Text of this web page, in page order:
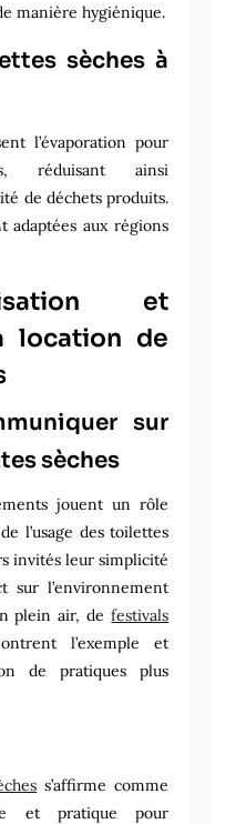
manière hygiénique.
sèches à
l’évaporation pour
réduisant ainsi
de déchets produits.
adaptées aux régions
et
location de
sur
sèches
jouent un rôle
l’usage des toilettes
invités leur simplicité
sur l’environnement
plein air, defestivals
l’exemple et
de pratiques plus
s’affirme comme
et pratique pour